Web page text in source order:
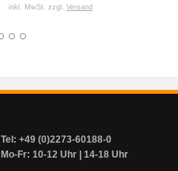
inkl. MwSt. zzgl. Versand
Tel: +49 (0)2273-60188-0
Mo-Fr: 10-12 Uhr | 14-18 Uhr